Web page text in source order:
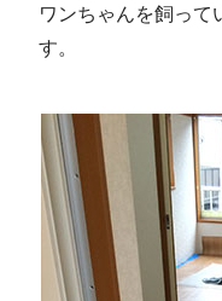
ワンちゃんを飼って
す。